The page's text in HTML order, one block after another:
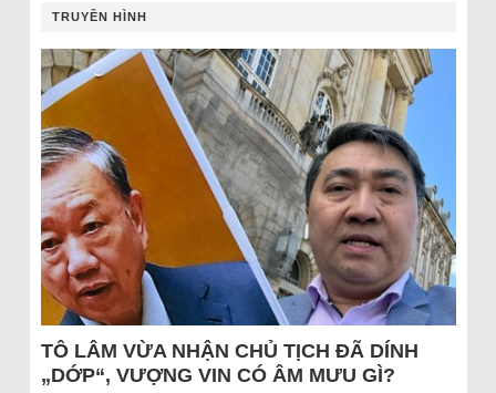
TRUYỀN HÌNH
TÔ LÂM VỪA NHẬN CHỦ TỊCH ĐÃ DÍNH
„DỚP“, VƯỢNG VIN CÓ ÂM MƯU GÌ?